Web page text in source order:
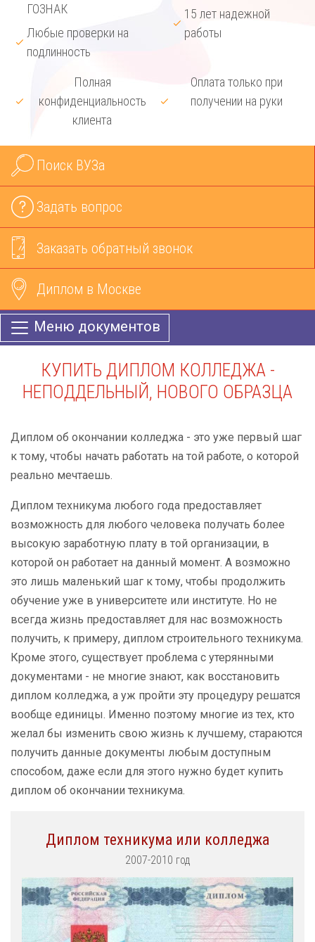
ГОЗНАК
Любые проверки на
подлинность
15 лет надежной
работы
Полная
конфиденциальность
клиента
Оплата только при
получении на руки
Поиск ВУЗа
Задать вопрос
Заказать обратный звонок
Диплом в Москве
Меню документов
КУПИТЬ ДИПЛОМ КОЛЛЕДЖА -
НЕПОДДЕЛЬНЫЙ, НОВОГО ОБРАЗЦА
Диплом об окончании колледжа - это уже первый шаг
к тому, чтобы начать работать на той работе, о которой
реально мечтаешь.
Диплом техникума любого года предоставляет
возможность для любого человека получать более
высокую заработную плату в той организации, в
которой он работает на данный момент. А возможно
это лишь маленький шаг к тому, чтобы продолжить
обучение уже в университете или институте. Но не
всегда жизнь предоставляет для нас возможность
получить, к примеру, диплом строительного техникума.
Кроме этого, существует проблема с утерянными
документами - не многие знают, как восстановить
диплом колледжа, а уж пройти эту процедуру решатся
вообще единицы. Именно поэтому многие из тех, кто
желал бы изменить свою жизнь к лучшему, стараются
получить данные документы любым доступным
способом, даже если для этого нужно будет купить
диплом об окончании техникума.
Диплом техникума или колледжа
2007-2010 год